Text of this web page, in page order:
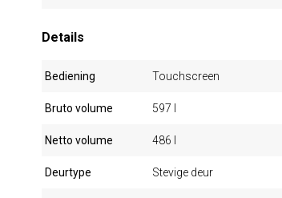
Details
Bediening Touchscreen
Bruto volume 597 l
Netto volume 486 l
Deurtype Stevige deur